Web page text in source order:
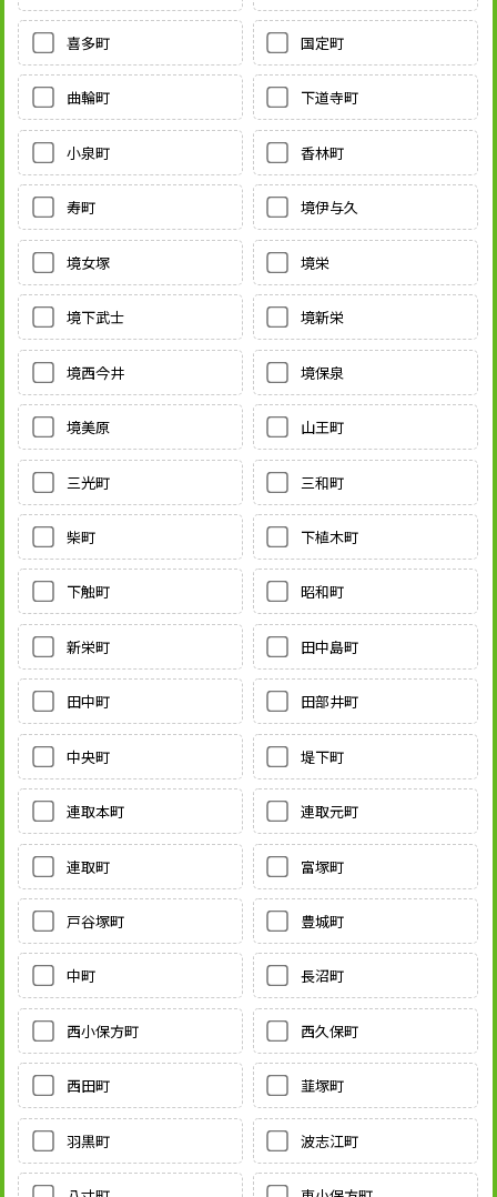
喜多町 国定町
曲輪町 下道寺町
小泉町 香林町
寿町 境伊与久
境女塚 境栄
境下武士 境新栄
境西今井 境保泉
境美原 山王町
三光町 三和町
柴町 下植木町
下触町 昭和町
新栄町 田中島町
田中町 田部井町
中央町 堤下町
連取本町 連取元町
連取町 富塚町
戸谷塚町 豊城町
中町 長沼町
西小保方町 西久保町
西田町 韮塚町
羽黒町 波志江町